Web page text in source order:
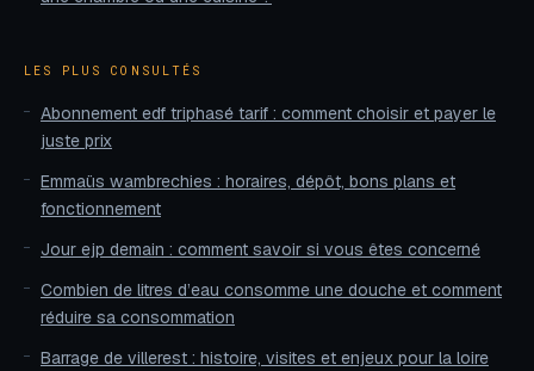
LES PLUS CONSULTÉS
Abonnement edf triphasé tarif : comment choisir et payer le
juste prix
Emmaüs wambrechies : horaires, dépôt, bons plans et
fonctionnement
Jour ejp demain : comment savoir si vous êtes concerné
Combien de litres d’eau consomme une douche et comment
réduire sa consommation
Barrage de villerest : histoire, visites et enjeux pour la loire